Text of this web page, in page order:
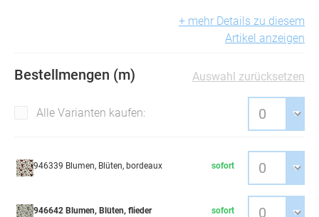
+ mehr Details zu diesem
Artikel anzeigen
Bestellmengen (m) Auswahl zurücksetzen
Alle Varianten kaufen:
946339 Blumen, Blüten, bordeaux sofort
946642 Blumen, Blüten, flieder sofort